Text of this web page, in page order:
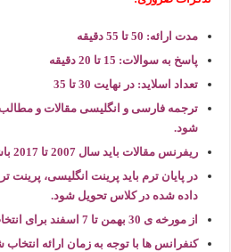
مدت ارائه: 50 تا 55 دقیقه
پاسخ به سوالات: 15 تا 20 دقیقه
تعداد اسلاید: در نهایت 30 تا 35
ترجمه فارسی و انگلیسی مقالات و مطالب
شود.
ریفرنس مقالات باید سال 2007 تا 2017 باشد.
در پایان ترم باید پرینت انگلیسی،
داده شده در کلاس تحویل شود.
از مورخه ی 30 بهمن تا 7 اسفند برای انتخاب کنفرانس وقت دارید.
کنفرانس ها با توجه به زمان ارائه انتخاب